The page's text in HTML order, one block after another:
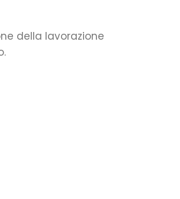
della lavorazione